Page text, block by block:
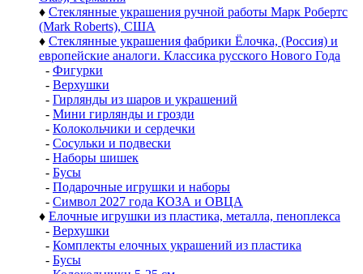
♦ Стеклянные украшения ручной работы Марк Робертс
(Mark Roberts), США
♦ Стеклянные украшения фабрики Ёлочка, (Россия) и
европейские аналоги. Классика русского Нового Года
- Фигурки
- Верхушки
- Гирлянды из шаров и украшений
- Мини гирлянды и грозди
- Колокольчики и сердечки
- Сосульки и подвески
- Наборы шишек
- Бусы
- Подарочные игрушки и наборы
- Символ 2027 года КОЗА и ОВЦА
♦ Елочные игрушки из пластика, металла, пеноплекса
- Верхушки
- Комплекты елочных украшений из пластика
- Бусы